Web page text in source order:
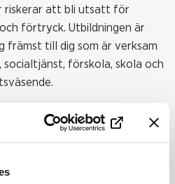
riskerar att bli utsatt för
förtryck. Utbildningen är
främst till dig som är verksam
socialtjänst, förskola, skola och
våld och